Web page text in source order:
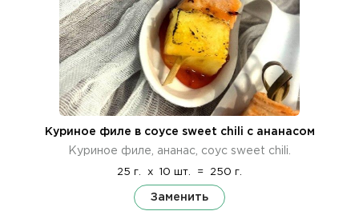
Куриное филе в соусе sweet chili с ананасом
Куриное филе, ананас, соус sweet chili.
25 г. x 10 шт. = 250 г.
Заменить